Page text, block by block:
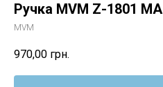
Ручка MVM Z-1801 MA
MVM
970,00 грн.